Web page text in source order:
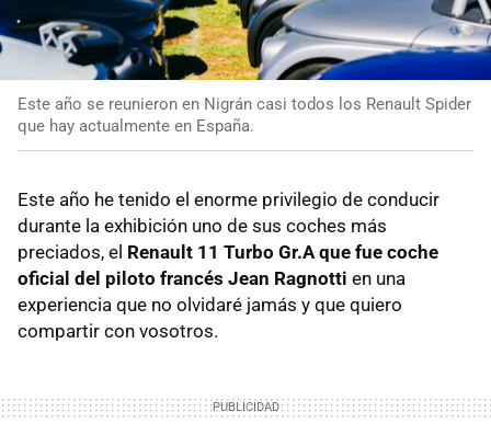
Este año se reunieron en Nigrán casi todos los Renault Spider
que hay actualmente en España.
Este año he tenido el enorme privilegio de conducir
durante la exhibición uno de sus coches más
preciados, el Renault 11 Turbo Gr.A que fue coche
oficial del piloto francés Jean Ragnotti en una
experiencia que no olvidaré jamás y que quiero
compartir con vosotros.